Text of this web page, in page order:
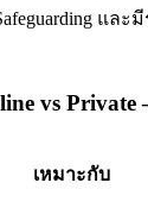
และ
vs
เหมาะกับ